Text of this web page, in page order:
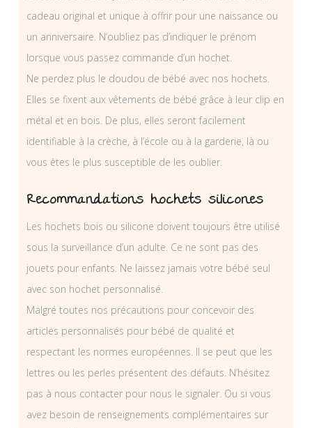
cadeau original et unique à offrir pour une naissance ou
un anniversaire. N’oubliez pas d’indiquer le prénom
lorsque vous passez commande d’un hochet.
Ne perdez plus le doudou de bébé avec nos hochets.
Elles se fixent aux vêtements de bébé grâce à leur clip en
métal et en bois. De plus, elles seront facilement
identifiable à la crèche, à l’école ou à la garderie, là ou
vous êtes le plus susceptible de les oublier.
Recommandations hochets silicones
Les hochets bois ou silicone doivent toujours être utilisé
sous la surveillance d’un adulte. Ce ne sont pas des
jouets pour enfants. Ne laissez jamais votre bébé seul
avec son hochet personnalisé.
Malgré toutes nos précautions pour concevoir des
articles personnalisés pour bébé de qualité et
respectant les normes européennes. Il se peut que les
lettres ou les perles présentent des défauts. N’hésitez
pas à nous contacter pour nous le signaler. Ou si vous
avez besoin de renseignements complémentaires sur